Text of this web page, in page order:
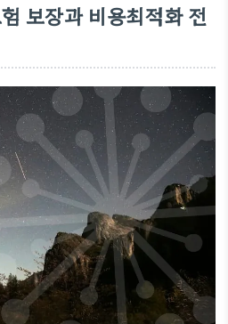
보장과 비용최적화 전